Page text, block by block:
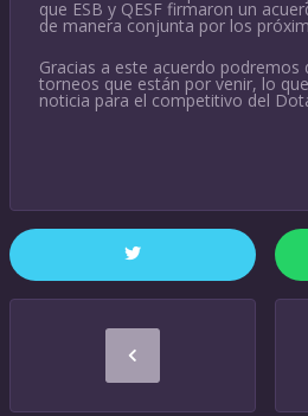
que ESB y QESF firmaron un
de manera conjunta por los
Gracias a este acuerdo podremos
torneos que están por venir, lo
noticia para el competitivo del